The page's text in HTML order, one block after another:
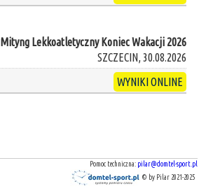
Mityng Lekkoatletyczny Koniec Wakacji 2026
SZCZECIN, 30.08.2026
WYNIKI ONLINE
Pomoc techniczna: pilar@domtel-sport.pl
© by Pilar 2021-2025